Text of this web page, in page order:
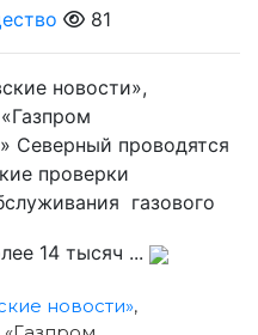
81
новости»,
Северный проводятся
проверки
газового
14 тысяч ...
новости»,